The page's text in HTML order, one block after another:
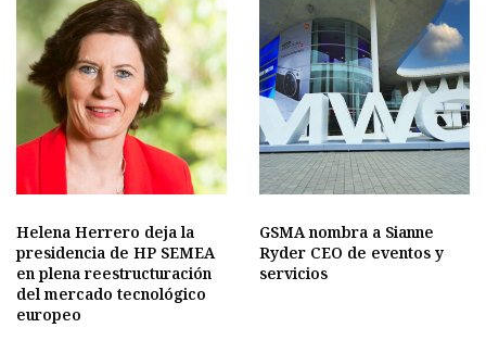
Helena Herrero deja la
presidencia de HP SEMEA
en plena reestructuración
del mercado tecnológico
europeo
GSMA nombra a Sianne
Ryder CEO de eventos y
servicios